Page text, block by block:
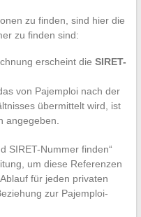
zu finden, sind hier die
zu finden sind:
erscheint die SIRET-
von Pajemploi nach der
übermittelt wird, ist
angegeben.
SIRET-Nummer finden“
um diese Referenzen
für jeden privaten
zur Pajemploi-